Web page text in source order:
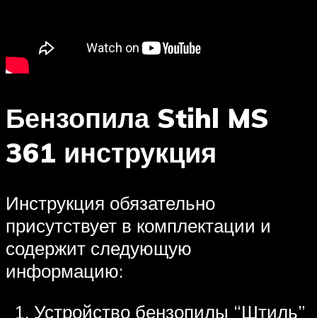
Бензопила Stihl MS
361 инструкция
Инструкция обязательно
присутствует в комплектации и
содержит следующую
информацию:
Устройство бензопилы “Штиль”